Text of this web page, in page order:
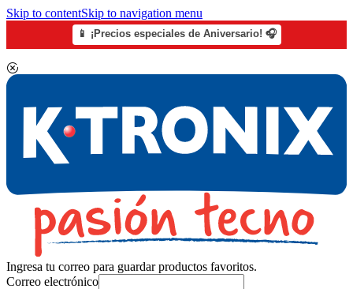
Skip to contentSkip to navigation menu
📱 ¡Precios especiales de Aniversario! 🎧
Ingresa tu correo para guardar productos favoritos.
Correo electrónico